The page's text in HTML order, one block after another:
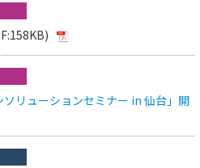
ソリューションセミナー in 仙台」開